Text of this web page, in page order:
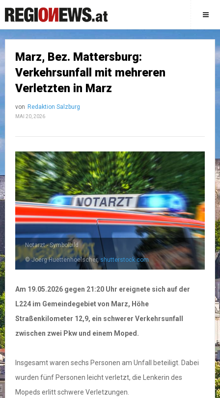
Marz, Bez. Mattersburg:
Verkehrsunfall mit mehreren
Verletzten in Marz
von Redaktion Salzburg
MAI 20, 2026
Notarzt - Symbolbild
© Joerg Huettenhoelscher,shutterstock.com
Am 19.05.2026 gegen 21:20 Uhr ereignete sich auf der
L224 im Gemeindegebiet von Marz, Höhe
Straßenkilometer 12,9, ein schwerer Verkehrsunfall
zwischen zwei Pkw und einem Moped.
Insgesamt waren sechs Personen am Unfall beteiligt. Dabei
wurden fünf Personen leicht verletzt, die Lenkerin des
Mopeds erlitt schwere Verletzungen.